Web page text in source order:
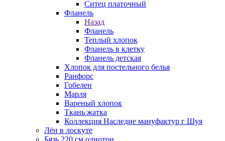
Ситец платочный
Фланель
Назад
Фланель
Теплый хлопок
Фланель в клетку
Фланель детская
Хлопок для постельного белья
Ранфорс
Гобелен
Марля
Вареный хлопок
Ткань жатка
Коллекция Наследие мануфактур г Шуя
Лён в лоскуте
Бязь 220 см однотон